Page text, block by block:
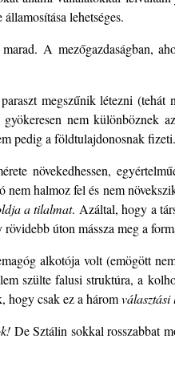
lehetséges.
A mezőgazdaságban,
megszűnik létezni
nem különböznek
pedig a földtulajdonosnak fizeti.
növekedhessen,
halmoz fel és nem
a tilalmat. Azáltal, hogy a
úton mássza meg a
alkotója volt (emögött
szülte falusi struktúra, a
hogy csak ez a háromválasztási
De Sztálin sokkal rosszabbat